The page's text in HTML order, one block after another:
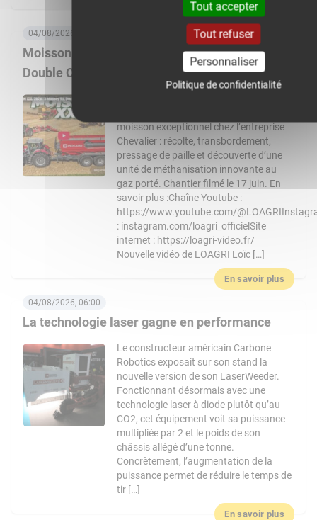
En savoir plus
Moisson XXL 2026 : 3 Massey Ferguson 9S,
Double CR… Un chantier de folie !
04/08/2026, 08:00
moisson exceptionnel chez l’entreprise
Chevalier : récolte, transbordement,
pressage de paille et découverte d’une
unité de méthanisation innovante au
gaz porté. Chantier filmé le 17 juin. En
savoir plus :Chaîne Youtube :
https://www.youtube.com/
: instagram.com/loagri_officielSite
internet : https://loagri-video.fr/
Nouvelle vidéo de LOAGRI Loïc […]
En savoir plus
La technologie laser gagne en performance
04/08/2026, 06:00
Le constructeur américain Carbone
Robotics exposait sur son stand la
nouvelle version de son LaserWeeder.
Fonctionnant désormais avec une
technologie laser à diode plutôt qu’au
CO2, cet équipement voit sa puissance
multipliée par 2 et le poids de son
châssis allégé d’une tonne.
Concrètement, l’augmentation de la
puissance permet de réduire le temps de
tir […]
En savoir plus
Tout accepter
Tout refuser
Personnaliser
Politique de confidentialité